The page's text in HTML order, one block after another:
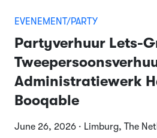
EVENEMENT/PARTY
Partyverhuur Lets-
Administratiewerk
Booqable
June 26, 2026 · Limburg, The